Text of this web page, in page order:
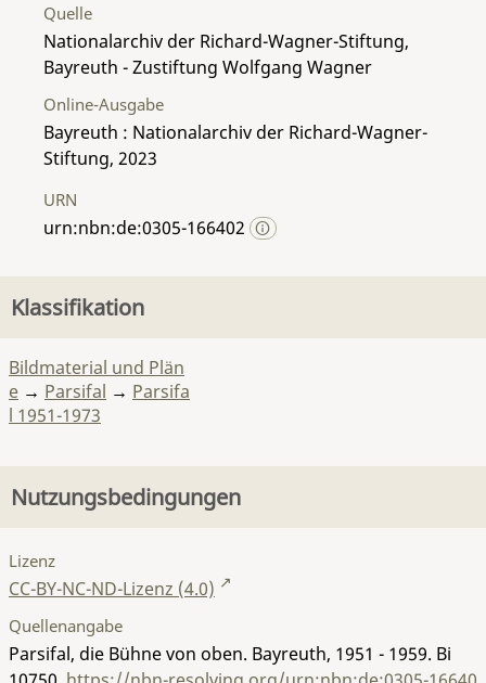
Quelle
Nationalarchiv der Richard-Wagner-Stiftung,
Bayreuth - Zustiftung Wolfgang Wagner
Online-Ausgabe
Bayreuth : Nationalarchiv der Richard-Wagner-
Stiftung, 2023
URN
urn:nbn:de:0305-166402
Klassifikation
Bildmaterial und Plän
e → Parsifal → Parsifa
l 1951-1973
Nutzungsbedingungen
Lizenz
CC-BY-NC-ND-Lizenz (4.0)
Quellenangabe
Parsifal, die Bühne von oben. Bayreuth, 1951 - 1959. Bi